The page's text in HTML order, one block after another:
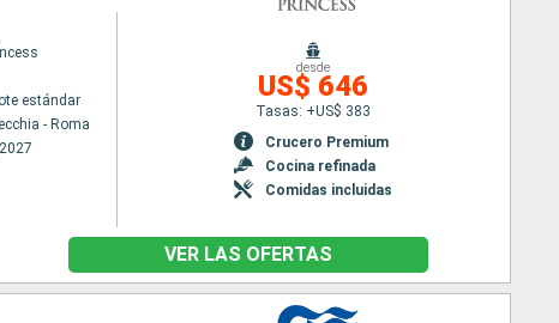
estándar
- Roma
desde
US$ 646
Tasas: +US$ 383
Crucero Premium
Cocina refinada
Comidas incluidas
VER LAS OFERTAS